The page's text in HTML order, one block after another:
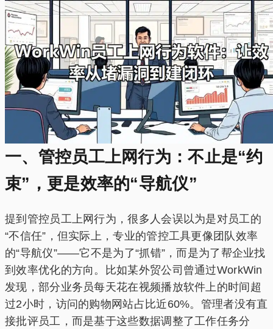
一、管控员工上网行为：不止是“约
束”，更是效率的“导航仪”
提到管控员工上网行为，很多人会误以为是对员工的
“不信任”，但实际上，专业的管控工具更像团队效率
的“导航仪”——它不是为了“抓错”，而是为了帮企业找
到效率优化的方向。比如某外贸公司曾通过WorkWin
发现，部分业务员每天花在视频播放软件上的时间超
过2小时，访问的购物网站占比近60%。管理者没有直
接批评员工，而是基于这些数据调整了工作任务分